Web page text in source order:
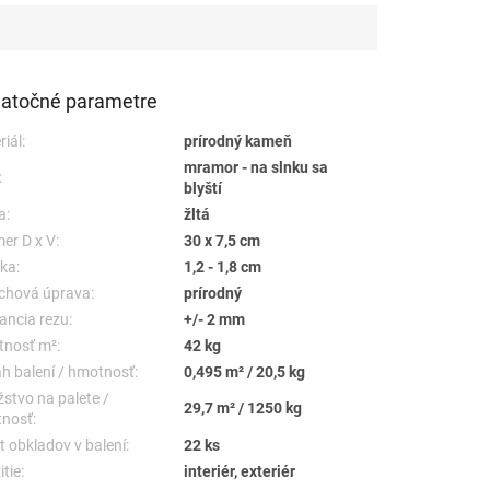
parametre
prírodný kameň
mramor - na slnku sa
blyští
žltá
D x V:
30 x 7,5 cm
1,2 - 1,8 cm
úprava:
prírodný
rezu:
+/- 2 mm
m²:
42 kg
balení / hmotnosť:
0,495 m² / 20,5 kg
na palete /
29,7 m² / 1250 kg
obkladov v balení:
22 ks
interiér, exteriér